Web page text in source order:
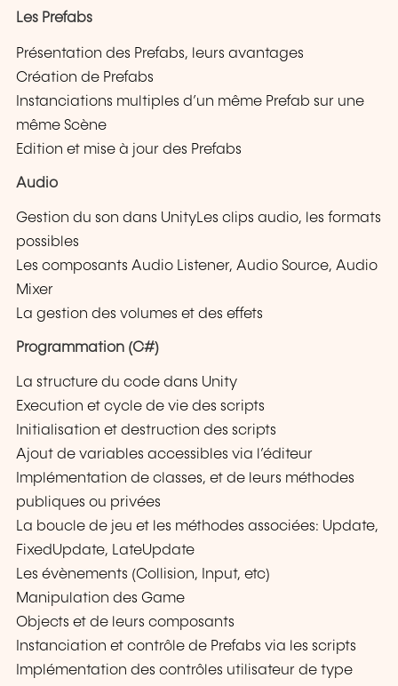
Les Prefabs
Présentation des Prefabs, leurs avantages
Création de Prefabs
Instanciations multiples d’un même Prefab sur une
même Scène
Edition et mise à jour des Prefabs
Audio
Gestion du son dans UnityLes clips audio, les formats
possibles
Les composants Audio Listener, Audio Source, Audio
Mixer
La gestion des volumes et des effets
Programmation (C#)
La structure du code dans Unity
Execution et cycle de vie des scripts
Initialisation et destruction des scripts
Ajout de variables accessibles via l’éditeur
Implémentation de classes, et de leurs méthodes
publiques ou privées
La boucle de jeu et les méthodes associées: Update,
FixedUpdate, LateUpdate
Les évènements (Collision, Input, etc)
Manipulation des Game
Objects et de leurs composants
Instanciation et contrôle de Prefabs via les scripts
Implémentation des contrôles utilisateur de type